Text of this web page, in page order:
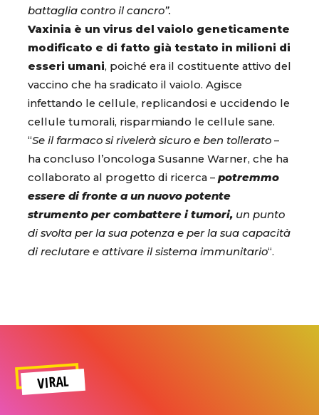
battaglia contro il cancro”.
Vaxinia è un virus del vaiolo geneticamente
modificato e di fatto già testato in milioni di
esseri umani, poiché era il costituente attivo del
vaccino che ha sradicato il vaiolo. Agisce
infettando le cellule, replicandosi e uccidendo le
cellule tumorali, risparmiando le cellule sane.
“Se il farmaco si rivelerà sicuro e ben tollerato –
ha concluso l’oncologa Susanne Warner, che ha
collaborato al progetto di ricerca – potremmo
essere di fronte a un nuovo potente
strumento per combattere i tumori, un punto
di svolta per la sua potenza e per la sua capacità
di reclutare e attivare il sistema immunitario“.
VIRAL